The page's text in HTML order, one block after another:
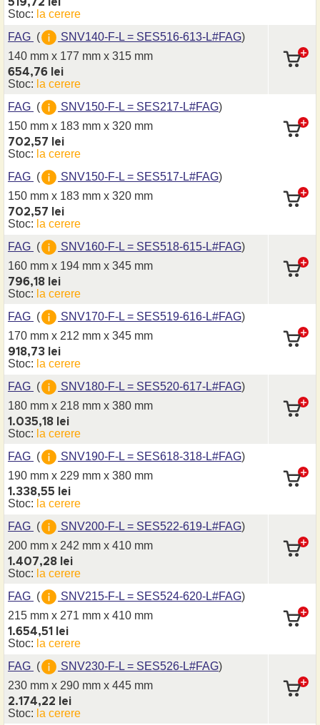
Stoc: la cerere
FAG ( SNV140-F-L = SES516-613-L#FAG)
140 mm x 177 mm x 315 mm
654,76 lei
Stoc: la cerere
FAG ( SNV150-F-L = SES217-L#FAG)
150 mm x 183 mm x 320 mm
702,57 lei
Stoc: la cerere
FAG ( SNV150-F-L = SES517-L#FAG)
150 mm x 183 mm x 320 mm
702,57 lei
Stoc: la cerere
FAG ( SNV160-F-L = SES518-615-L#FAG)
160 mm x 194 mm x 345 mm
796,18 lei
Stoc: la cerere
FAG ( SNV170-F-L = SES519-616-L#FAG)
170 mm x 212 mm x 345 mm
918,73 lei
Stoc: la cerere
FAG ( SNV180-F-L = SES520-617-L#FAG)
180 mm x 218 mm x 380 mm
1.035,18 lei
Stoc: la cerere
FAG ( SNV190-F-L = SES618-318-L#FAG)
190 mm x 229 mm x 380 mm
1.338,55 lei
Stoc: la cerere
FAG ( SNV200-F-L = SES522-619-L#FAG)
200 mm x 242 mm x 410 mm
1.407,28 lei
Stoc: la cerere
FAG ( SNV215-F-L = SES524-620-L#FAG)
215 mm x 271 mm x 410 mm
1.654,51 lei
Stoc: la cerere
FAG ( SNV230-F-L = SES526-L#FAG)
230 mm x 290 mm x 445 mm
2.174,22 lei
Stoc: la cerere